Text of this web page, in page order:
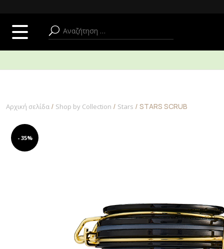
Αρχική σελίδα / Shop by Collection / Stars / STARS SCRUB
- 35%